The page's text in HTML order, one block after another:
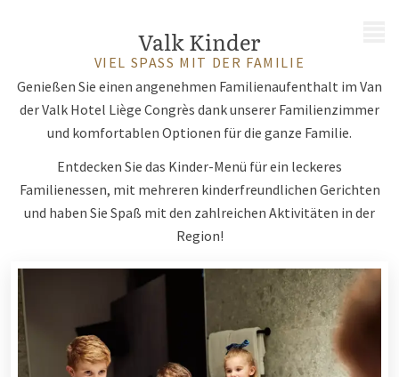
Valk Kinder
VIEL SPASS MIT DER FAMILIE
Genießen Sie einen angenehmen Familienaufenthalt im Van
der Valk Hotel Liège Congrès dank unserer Familienzimmer
und komfortablen Optionen für die ganze Familie.
Entdecken Sie das Kinder-Menü für ein leckeres
Familienessen, mit mehreren kinderfreundlichen Gerichten
und haben Sie Spaß mit den zahlreichen Aktivitäten in der
Region!